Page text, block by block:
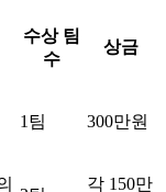
수상 팀
수
상금
1팀 300만원
각 150만